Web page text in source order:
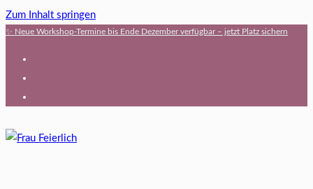
Zum Inhalt springen
✨ Neue Workshop-Termine bis Ende Dezember verfügbar – jetzt Platz sichern